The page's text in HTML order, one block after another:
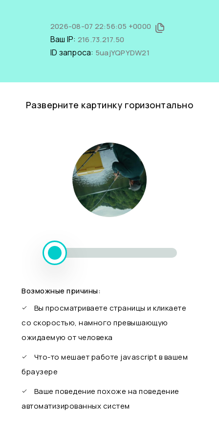
2026-08-07 22:56:05 +0000
Ваш IP: 216.73.217.50
ID запроса: 5uajYQPYDW21
Разверните картинку горизонтально
Возможные причины:
Вы просматриваете страницы и кликаете
со скоростью, намного превышающую
ожидаемую от человека
Что-то мешает работе javascript в вашем
браузере
Ваше поведение похоже на поведение
автоматизированных систем